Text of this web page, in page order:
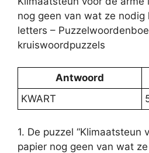
nog geen van wat ze nodig
letters –
kruiswoordpuzzels
Antwoord
KWART
1. De puzzel “Klimaatsteun
papier nog geen van wat